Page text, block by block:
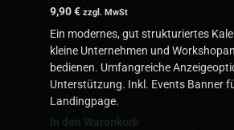
9,90€ zzgl. MwSt
Ein modernes, gut strukturiertes
kleine Unternehmen und
bedienen. Umfangreiche
Unterstützung. Inkl. Events Banner
Landingpage.
In den Warenkorb